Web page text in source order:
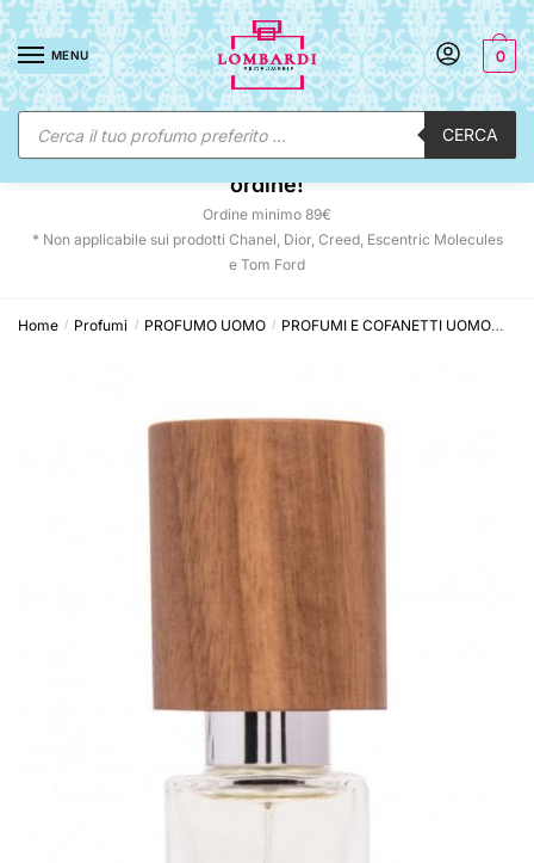
Skip
to
navigation
Skip
to
content
MENU
Ricerca
prodotti CERCA
0
☀️ SUNNY DAYS:-12% automatico sul tuo
ordine!
Ordine minimo 89€
* Non applicabile sui prodotti Chanel, Dior, Creed, Escentric Molecules
e Tom Ford
Home / Profumi / PROFUMO UOMO / PROFUMI E COFANETTI UOMO